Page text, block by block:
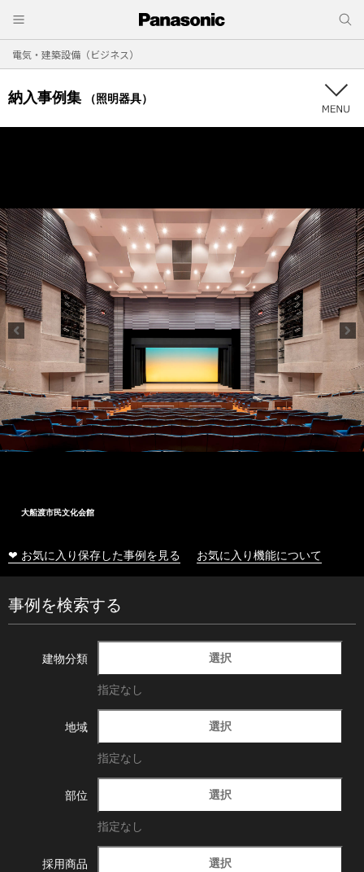
電気・建築設備（ビジネス）
納入事例集 （照明器具）
大船渡市民文化会館
❤ お気に入り保存した事例を見る お気に入り機能について
事例を検索する
建物分類 選択
指定なし
地域 選択
指定なし
部位 選択
指定なし
採用商品 選択